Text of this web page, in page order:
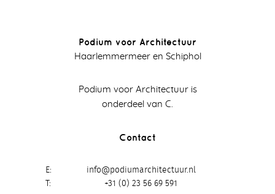
Podium voor Architectuur
Haarlemmermeer en Schiphol
Podium voor Architectuur is
onderdeel van C.
Contact
E
info@podiumarchitectuur.nl
+31 (0) 23 56 69 591